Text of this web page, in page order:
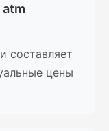
составляет
цены